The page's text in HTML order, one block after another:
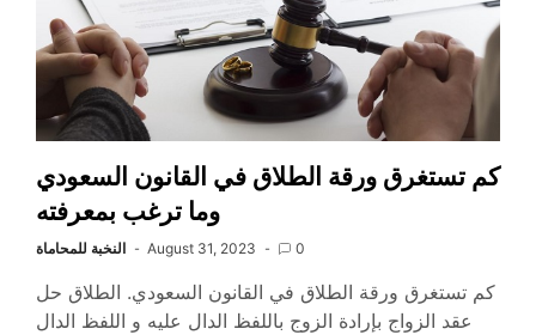
كم تستغرق ورقة الطلاق في القانون السعودي
وما ترغب بمعرفته
النخبة للمحاماة August 31, 2023 0
كم تستغرق ورقة الطلاق في القانون السعودي. الطلاق حل
عقد الزواج بإرادة الزوج باللفظ الدال عليه و اللفظ الدال